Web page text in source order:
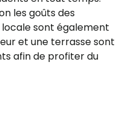
les goûts des
sont également
et une terrasse sont
afin de profiter du